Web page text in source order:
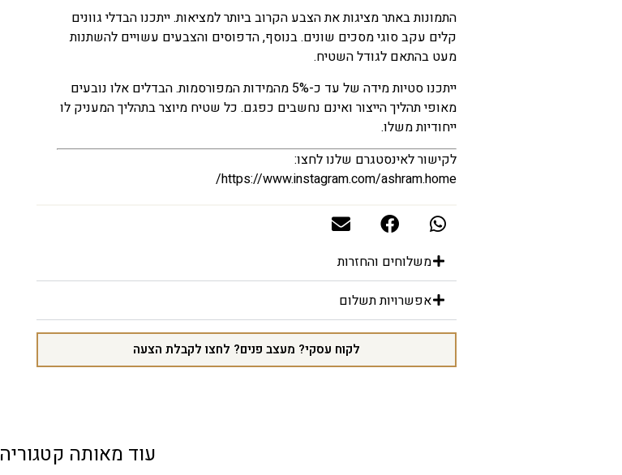
התמונות באתר מציגות את הצבע הקרוב ביותר למציאות. ייתכנו הבדלי גוונים
קלים עקב סוגי מסכים שונים. בנוסף, הדפוסים והצבעים עשויים להשתנות
מעט בהתאם לגודל השטיח.
ייתכנו סטיות מידה של עד כ-5% מהמידות המפורסמות. הבדלים אלו נובעים
מאופי תהליך הייצור ואינם נחשבים כפגם. כל שטיח מיוצר בתהליך המעניק לו
ייחודיות משלו.
לקישור לאינסטגרם שלנו לחצו:
https://www.instagram.com/ashram.home/
משלוחים והחזרות
אפשרויות תשלום
לקוח עסקי? מעצב פנים? לחצו לקבלת הצעה
עוד מאותה קטגוריה